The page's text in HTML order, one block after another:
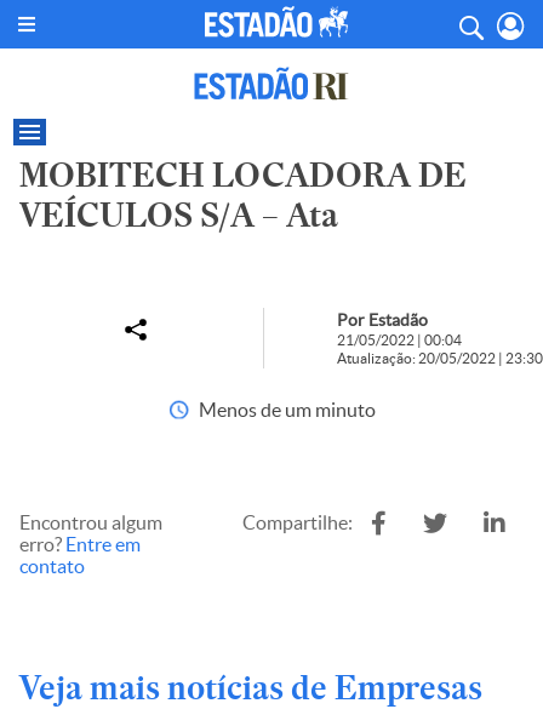
MOBITECH LOCADORA DE
VEÍCULOS S/A – Ata
Por Estadão
21/05/2022 | 00:04
Atualização: 20/05/2022 | 23:30
Menos de um minuto
Encontrou algum
erro? Entre em
contato
Compartilhe:
Veja mais notícias de Empresas